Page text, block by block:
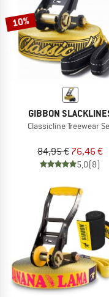
10%
GIBBON
Classicline Treewear
84,95 € 76,46 €
5,0(8)